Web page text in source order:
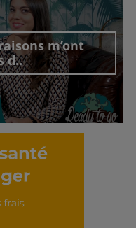
m’ont
d..